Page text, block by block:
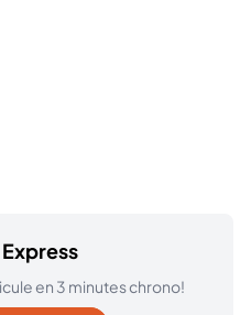
en 3 minutes chrono!